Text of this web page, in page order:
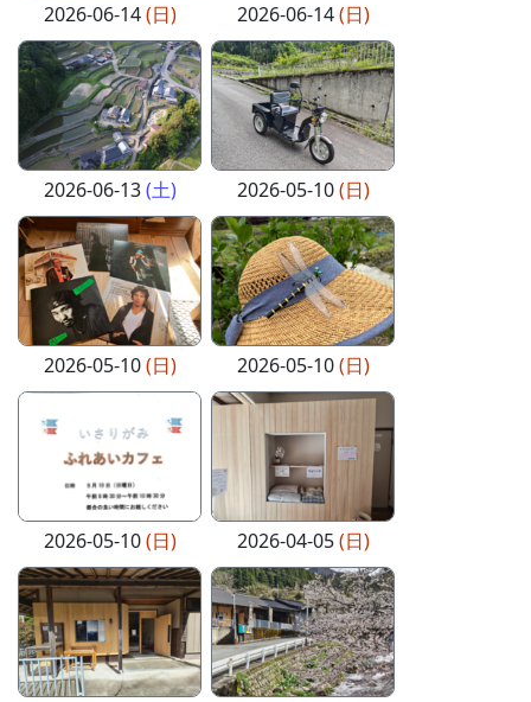
2026-06-14(日) 2026-06-14(日)
2026-06-13(土) 2026-05-10(日)
2026-05-10(日) 2026-05-10(日)
2026-05-10(日) 2026-04-05(日)